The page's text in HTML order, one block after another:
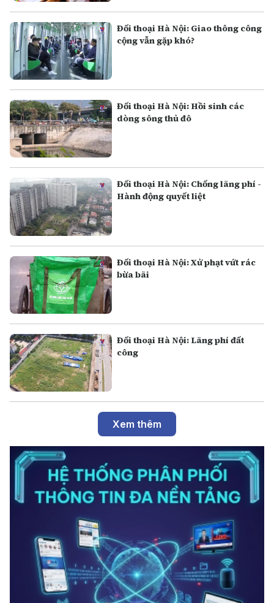
Đối thoại Hà Nội: Giao thông công
cộng vẫn gặp khó?
Đối thoại Hà Nội: Hồi sinh các
dòng sông thủ đô
Đối thoại Hà Nội: Chống lãng phí -
Hành động quyết liệt
Đối thoại Hà Nội: Xử phạt vứt rác
bừa bãi
Đối thoại Hà Nội: Lãng phí đất
công
Xem thêm